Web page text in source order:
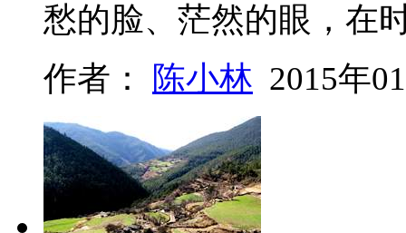
愁的脸、茫然的眼，
作者： 陈小林 2015年